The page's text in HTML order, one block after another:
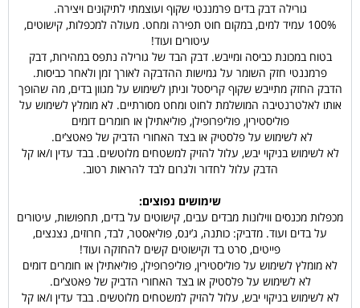
גורילה דבק בדים פרמננטי שקוף ועוצמתי לתיקונים ויצירה.
100% עמיד למים, במקום חוט תפירה ומחט. מעולה למכפלות, קישוטים,
עיטורים ועוד!
בטוח במכונת כביסה ומייבש. דבק הבד של גורילה נתפס במהירות, דבק
פרמננטי חזק השומר על גמישות ההדבקה לאורך זמן ולאחר כביסות.
הדבק החזק מתייבש שקוף קריסטל וניתן לשימוש על מגוון בדים, מה שהופך
אותו לאלטרנטיבה המושלמת לחוט ומחט מסורתיים. לא מומלץ לשימוש על
פוליסטירין, פוליפרופילן, פוליאתילן או חומרים דומים
לא לשימוש על פלסטיק או בצד האחורי הדביק של פאטצ’ים.
לא לשימוש בניקוי יבש, עלול להזיק למשטחים מלוטשים. בבד עדין ו/או קל
הדבק עלול לחדור ולגרום לבד להראות רטוב.
שימושים נפוצים:
מכפלות מכנסים ווילונות מבדים עבים, קישוטים על בדים, תחפושות, עיטורים
על בדים ועוד. מדביק: כותנה, ג’ינס, פוליאסטר, לבד, חרוזים, נצנצים,
פייטים, סרט בד וקישוטים קשים להחזקה ועוד!
לא מומלץ לשימוש על פוליסטירין, פוליפרופילן, פוליאתילן או חומרים דומים
לא לשימוש על פלסטיק או בצד האחורי הדביק של פאטצ’ים.
לא לשימוש בניקוי יבש, עלול להזיק למשטחים מלוטשים. בבד עדין ו/או קל